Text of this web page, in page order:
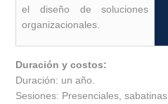
el diseño de soluciones
organizacionales.
Duración y costos:
Duración: un año.
Sesiones: Presenciales, sabatinas.